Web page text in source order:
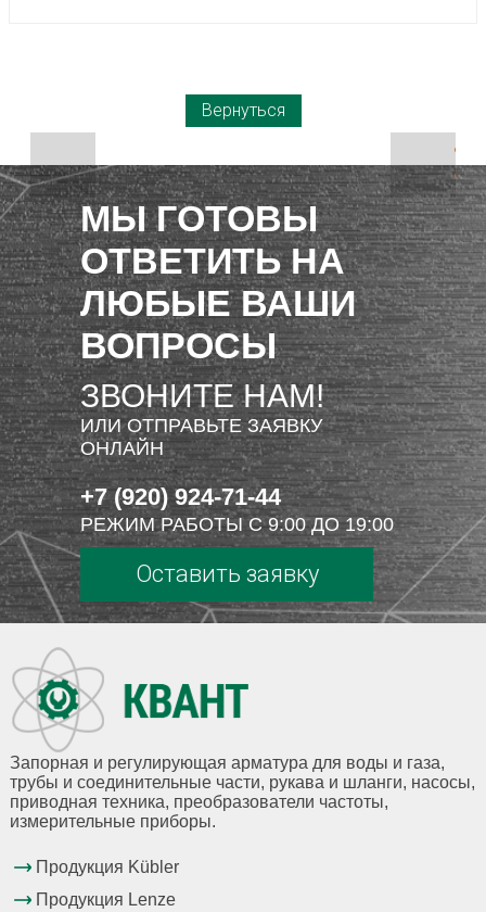
Вернуться
МЫ ГОТОВЫ
ОТВЕТИТЬ НА
ЛЮБЫЕ ВАШИ
ВОПРОСЫ
ЗВОНИТЕ НАМ!
ИЛИ ОТПРАВЬТЕ ЗАЯВКУ
ОНЛАЙН
+7 (920) 924-71-44
РЕЖИМ РАБОТЫ С 9:00 ДО 19:00
Оставить заявку
Запорная и регулирующая арматура для воды и газа,
трубы и соединительные части, рукава и шланги, насосы,
приводная техника, преобразователи частоты,
измерительные приборы.
Продукция Kübler
Продукция Lenze